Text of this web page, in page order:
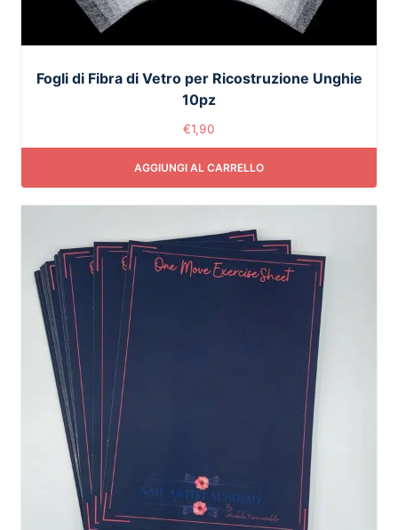
Fogli di Fibra di Vetro per Ricostruzione Unghie
10pz
€1,90
AGGIUNGI AL CARRELLO